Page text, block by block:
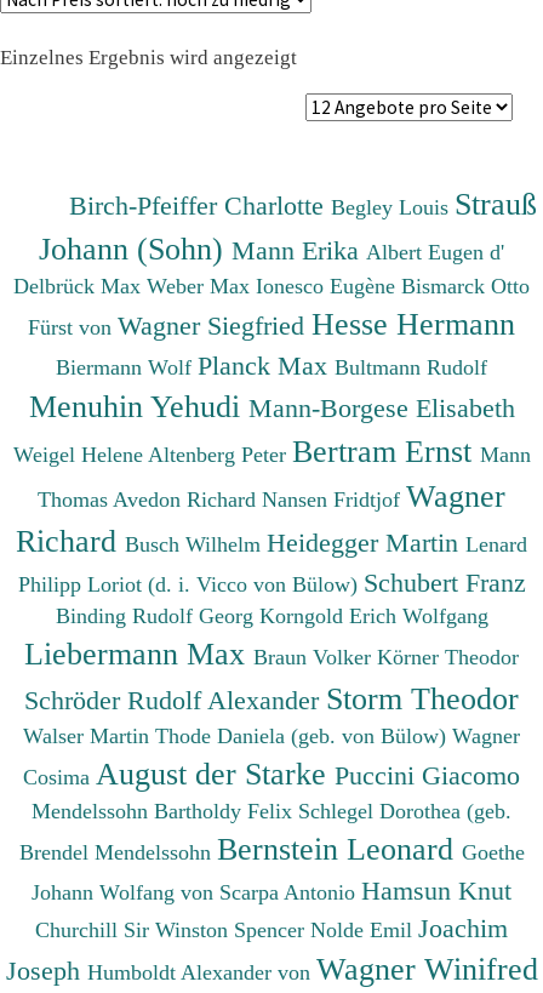
Einzelnes Ergebnis wird angezeigt
Birch-Pfeiffer CharlotteBegley Louis Strauß
Johann (Sohn) Mann Erika Albert Eugen d'
Delbrück Max Weber Max Ionesco Eugène Bismarck Otto
Fürst von Wagner Siegfried Hesse Hermann
Biermann Wolf Planck Max Bultmann Rudolf
Menuhin Yehudi Mann-Borgese Elisabeth
Weigel Helene Altenberg Peter Bertram Ernst Mann
Thomas Avedon Richard Nansen Fridtjof Wagner
Richard Busch Wilhelm Heidegger Martin Lenard
Philipp Loriot (d. i. Vicco von Bülow) Schubert Franz
Binding Rudolf Georg Korngold Erich Wolfgang
Liebermann Max Braun Volker Körner Theodor
Schröder Rudolf Alexander Storm Theodor
Walser Martin Thode Daniela (geb. von Bülow) Wagner
Cosima August der Starke Puccini Giacomo
Mendelssohn Bartholdy Felix Schlegel Dorothea (geb.
Brendel Mendelssohn Bernstein Leonard Goethe
Johann Wolfang von Scarpa Antonio Hamsun Knut
Churchill Sir Winston Spencer Nolde Emil Joachim
Joseph Humboldt Alexander von Wagner Winifred